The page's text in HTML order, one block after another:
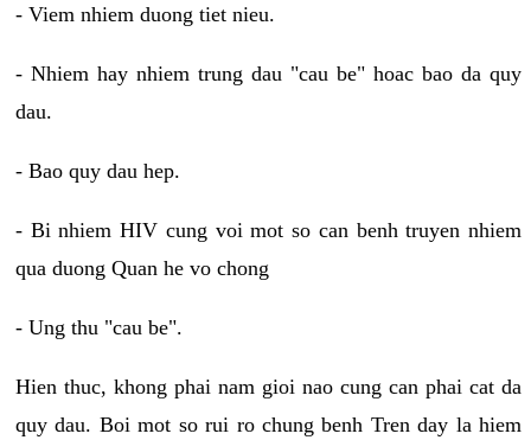
- Viem nhiem duong tiet nieu.
- Nhiem hay nhiem trung dau "cau be" hoac bao da quy
dau.
- Bao quy dau hep.
- Bi nhiem HIV cung voi mot so can benh truyen nhiem
qua duong Quan he vo chong
- Ung thu "cau be".
Hien thuc, khong phai nam gioi nao cung can phai cat da
quy dau. Boi mot so rui ro chung benh Tren day la hiem